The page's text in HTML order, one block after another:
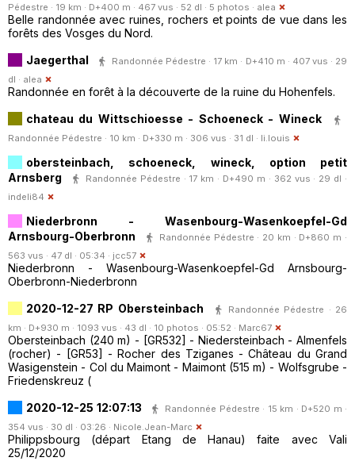
Pédestre · 19 km · D+400 m · 467 vus · 52 dl · 5 photos · alea
Belle randonnée avec ruines, rochers et points de vue dans les
forêts des Vosges du Nord.
Jaegerthal
Randonnée Pédestre · 17 km · D+410 m · 407 vus · 29
dl · alea
Randonnée en forêt à la découverte de la ruine du Hohenfels.
chateau du Wittschioesse - Schoeneck - Wineck
Randonnée Pédestre · 10 km · D+330 m · 306 vus · 31 dl · li.louis
obersteinbach, schoeneck, wineck, option petit
Arnsberg
Randonnée Pédestre · 17 km · D+490 m · 362 vus · 29 dl ·
indeli84
Niederbronn - Wasenbourg-Wasenkoepfel-Gd
Arnsbourg-Oberbronn
Randonnée Pédestre · 20 km · D+860 m ·
563 vus · 47 dl · 05:34 · jcc57
Niederbronn - Wasenbourg-Wasenkoepfel-Gd Arnsbourg-
Oberbronn-Niederbronn
2020-12-27 RP Obersteinbach
Randonnée Pédestre · 26
km · D+930 m · 1093 vus · 43 dl · 10 photos · 05:52 · Marc67
Obersteinbach (240 m) - [GR532] - Niedersteinbach - Almenfels
(rocher) - [GR53] - Rocher des Tziganes - Château du Grand
Wasigenstein - Col du Maimont - Maimont (515 m) - Wolfsgrube -
Friedenskreuz (
2020-12-25 12:07:13
Randonnée Pédestre · 15 km · D+520 m ·
354 vus · 30 dl · 03:26 · Nicole.Jean-Marc
Philippsbourg (départ Etang de Hanau) faite avec Vali
25/12/2020